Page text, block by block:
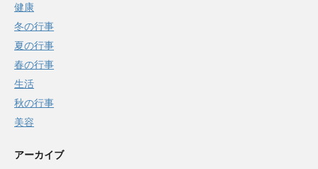
健康
冬の行事
夏の行事
春の行事
生活
秋の行事
美容
アーカイブ